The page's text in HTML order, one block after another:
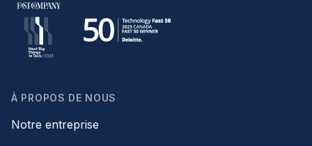
À PROPOS DE NOUS
Notre entreprise